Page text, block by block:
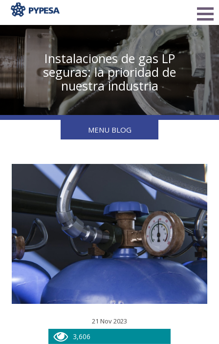
Instalaciones de gas LP
seguras: la prioridad de
nuestra industria
MENU BLOG
21 Nov 2023
3,606